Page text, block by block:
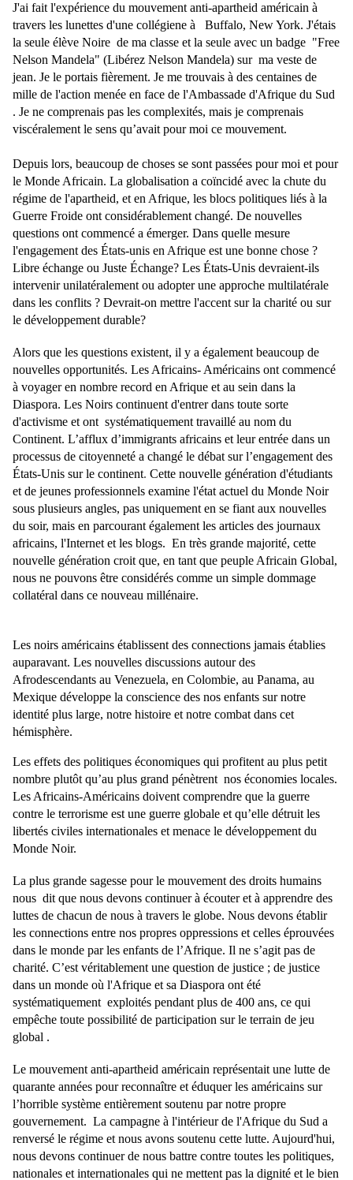
J'ai fait l'expérience du mouvement anti-apartheid américain à
travers les lunettes d'une collégiene à Buffalo, New York. J'étais
la seule élève Noire de ma classe et la seule avec un badge "Free
Nelson Mandela" (Libérez Nelson Mandela) sur ma veste de
jean. Je le portais fièrement. Je me trouvais à des centaines de
mille de l'action menée en face de l'Ambassade d'Afrique du Sud
. Je ne comprenais pas les complexités, mais je comprenais
viscéralement le sens qu’avait pour moi ce mouvement.
Depuis lors, beaucoup de choses se sont passées pour moi et pour
le Monde Africain. La globalisation a coïncidé avec la chute du
régime de l'apartheid, et en Afrique, les blocs politiques liés à la
Guerre Froide ont considérablement changé. De nouvelles
questions ont commencé a émerger. Dans quelle mesure
l'engagement des États-unis en Afrique est une bonne chose ?
Libre échange ou Juste Échange? Les États-Unis devraient-ils
intervenir unilatéralement ou adopter une approche multilatérale
dans les conflits ? Devrait-on mettre l'accent sur la charité ou sur
le développement durable?
Alors que les questions existent, il y a également beaucoup de
nouvelles opportunités. Les Africains- Américains ont commencé
à voyager en nombre record en Afrique et au sein dans la
Diaspora. Les Noirs continuent d'entrer dans toute sorte
d'activisme et ont systématiquement travaillé au nom du
Continent. L’afflux d’immigrants africains et leur entrée dans un
processus de citoyenneté a changé le débat sur l’engagement des
États-Unis sur le continent. Cette nouvelle génération d'étudiants
et de jeunes professionnels examine l'état actuel du Monde Noir
sous plusieurs angles, pas uniquement en se fiant aux nouvelles
du soir, mais en parcourant également les articles des journaux
africains, l'Internet et les blogs. En très grande majorité, cette
nouvelle génération croit que, en tant que peuple Africain Global,
nous ne pouvons être considérés comme un simple dommage
collatéral dans ce nouveau millénaire.
Les noirs américains établissent des connections jamais établies
auparavant. Les nouvelles discussions autour des
Afrodescendants au Venezuela, en Colombie, au Panama, au
Mexique développe la conscience des nos enfants sur notre
identité plus large, notre histoire et notre combat dans cet
hémisphère.
Les effets des politiques économiques qui profitent au plus petit
nombre plutôt qu’au plus grand pénètrent nos économies locales.
Les Africains-Américains doivent comprendre que la guerre
contre le terrorisme est une guerre globale et qu’elle détruit les
libertés civiles internationales et menace le développement du
Monde Noir.
La plus grande sagesse pour le mouvement des droits humains
nous dit que nous devons continuer à écouter et à apprendre des
luttes de chacun de nous à travers le globe. Nous devons établir
les connections entre nos propres oppressions et celles éprouvées
dans le monde par les enfants de l’Afrique. Il ne s’agit pas de
charité. C’est véritablement une question de justice ; de justice
dans un monde où l'Afrique et sa Diaspora ont été
systématiquement exploités pendant plus de 400 ans, ce qui
empêche toute possibilité de participation sur le terrain de jeu
global .
Le mouvement anti-apartheid américain représentait une lutte de
quarante années pour reconnaître et éduquer les américains sur
l’horrible système entièrement soutenu par notre propre
gouvernement. La campagne à l'intérieur de l'Afrique du Sud a
renversé le régime et nous avons soutenu cette lutte. Aujourd'hui,
nous devons continuer de nous battre contre toutes les politiques,
nationales et internationales qui ne mettent pas la dignité et le bien